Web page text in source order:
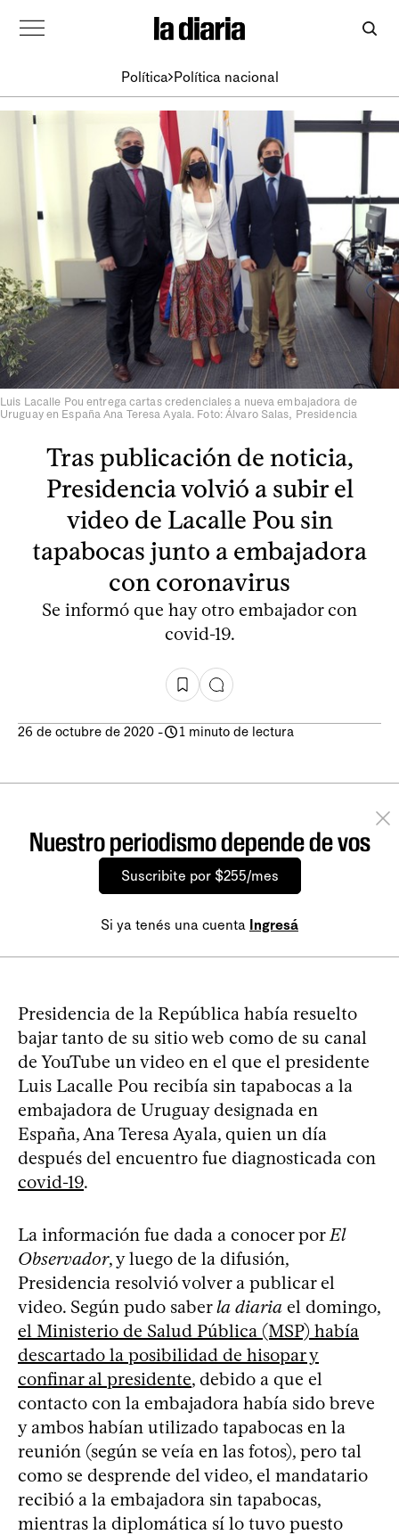
Política Política nacional
Luis Lacalle Pou entrega cartas credenciales a nueva embajadora de
Uruguay en España Ana Teresa Ayala. Foto: Álvaro Salas, Presidencia
Tras publicación de noticia,
Presidencia volvió a subir el
video de Lacalle Pou sin
tapabocas junto a embajadora
con coronavirus
Se informó que hay otro embajador con
covid-19.
26 de octubre de 2020 - 1 minuto de lectura
Nuestro periodismo depende de vos
Suscribite por $255/mes
Si ya tenés una cuenta Ingresá
Presidencia de la República había resuelto
bajar tanto de su sitio web como de su canal
de YouTube un video en el que el presidente
Luis Lacalle Pou recibía sin tapabocas a la
embajadora de Uruguay designada en
España, Ana Teresa Ayala, quien un día
después del encuentro fue diagnosticada con
covid-19.
La información fue dada a conocer por El
Observador, y luego de la difusión,
Presidencia resolvió volver a publicar el
video. Según pudo saberla diaria el domingo,
el Ministerio de Salud Pública (MSP) había
descartado la posibilidad de hisopar y
confinar al presidente, debido a que el
contacto con la embajadora había sido breve
y ambos habían utilizado tapabocas en la
reunión (según se veía en las fotos), pero tal
como se desprende del video, el mandatario
recibió a la embajadora sin tapabocas,
mientras la diplomática sí lo tuvo puesto